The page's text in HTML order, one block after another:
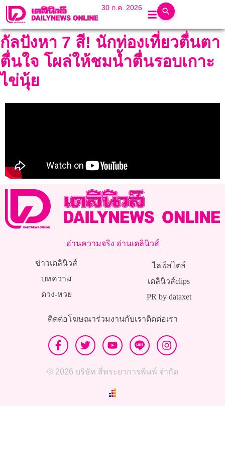
30 ก.ค. 2026
กัลปังหา 7 สี! นักท่องเที่ยวตื่นตา
ตื่นใจ โผล่ให้ชมน้ำตื่นรอบเกาะ
ไข่นุ้ย
อ่านความจริง อ่านเดลินิวส์
ข่าวเดลินิวส์
บทความ
ดวง-หวย
ไลฟ์สไตล์
เดลินิวส์clips
PR by dataxet
ติดต่อโฆษณาร่วมงานกับเราติดต่อเรา
© 2026 บริษัท สี่พระยาการพิมพ์ จำกัด